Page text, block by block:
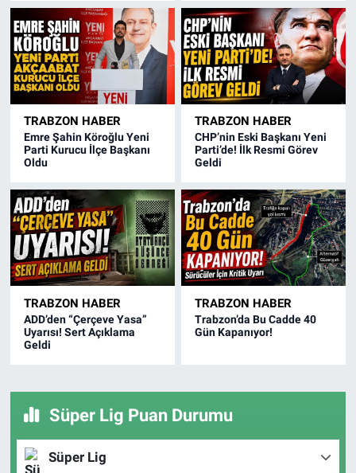
TRABZON HABER
Emre Şahin Köroğlu Yeni
Parti Kurucu İlçe Başkanı
Oldu
TRABZON HABER
CHP’nin Eski Başkanı Yeni
Parti’de! İlk Resmi Görev
Geldi
TRABZON HABER
ADD’den “Çerçeve Yasa”
Uyarısı! Sert Açıklama
Geldi
TRABZON HABER
Trabzon’da Bu Cadde 40
Gün Kapanıyor!
Süper Lig Puan Durumu
Süper Lig